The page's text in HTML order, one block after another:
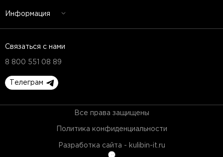
Информация
Связаться с нами
8 800 551 08 89
Телеграм
Все права защищены
Политика конфиденциальности
Разработка сайта - kulibin-it.ru